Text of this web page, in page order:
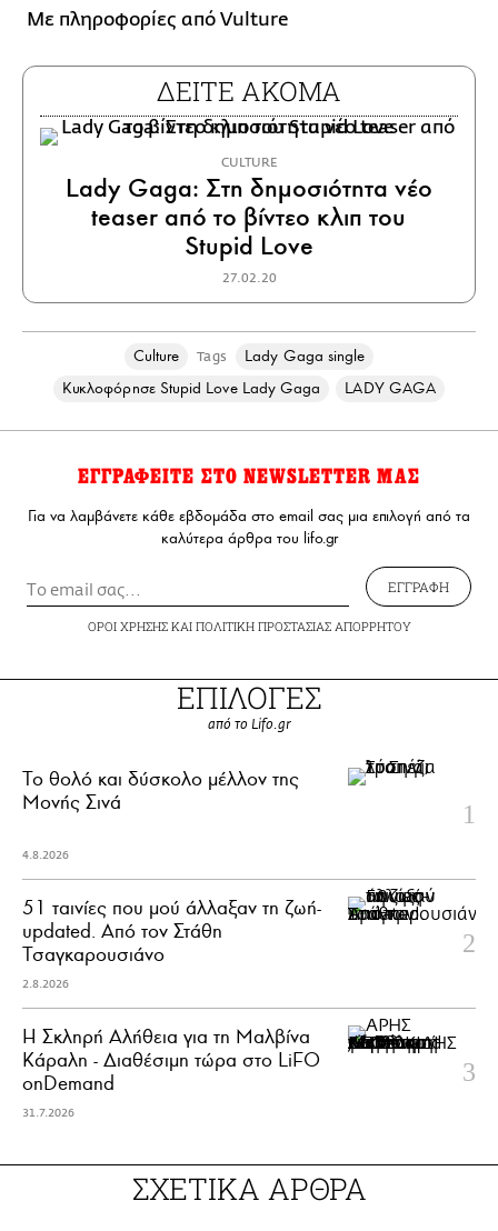
Με πληροφορίες από Vulture
ΔΕΙΤΕ ΑΚΟΜΑ
CULTURE
Lady Gaga: Στη δημοσιότητα νέο
teaser από το βίντεο κλιπ του
Stupid Love
27.02.20
Culture Tags
Lady Gaga single
Κυκλοφόρησε Stupid Love Lady Gaga
LADY GAGA
ΕΓΓΡΑΦΕΙΤΕ ΣΤΟ NEWSLETTER ΜΑΣ
Για να λαμβάνετε κάθε εβδομάδα στο email σας μια επιλογή από τα
καλύτερα άρθρα του lifo.gr
ΕΓΓΡΑΦΗ
ΟΡΟΙ ΧΡΗΣΗΣΚΑΙ ΠΟΛΙΤΙΚΗ ΠΡΟΣΤΑΣΙΑΣ ΑΠΟΡΡΗΤΟΥ
ΕΠΙΛΟΓΕΣ
από το Lifo.gr
Το θολό και δύσκολο μέλλον της
Μονής Σινά
4.8.2026
51 ταινίες που μού άλλαξαν τη ζωή-
updated. Aπό τον Στάθη
Τσαγκαρουσιάνο
2.8.2026
Η Σκληρή Αλήθεια για τη Μαλβίνα
Κάραλη - Διαθέσιμη τώρα στo LiFO
onDemand
31.7.2026
ΣΧΕΤΙΚΑ ΑΡΘΡΑ